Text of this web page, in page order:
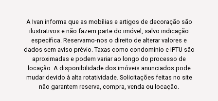
A Ivan informa que as mobílias e artigos de decoração são
ilustrativos e não fazem parte do imóvel, salvo indicação
específica. Reservamo-nos o direito de alterar valores e
dados sem aviso prévio. Taxas como condomínio e IPTU são
aproximadas e podem variar ao longo do processo de
locação. A disponibilidade dos imóveis anunciados pode
mudar devido à alta rotatividade. Solicitações feitas no site
não garantem reserva, compra, venda ou locação.